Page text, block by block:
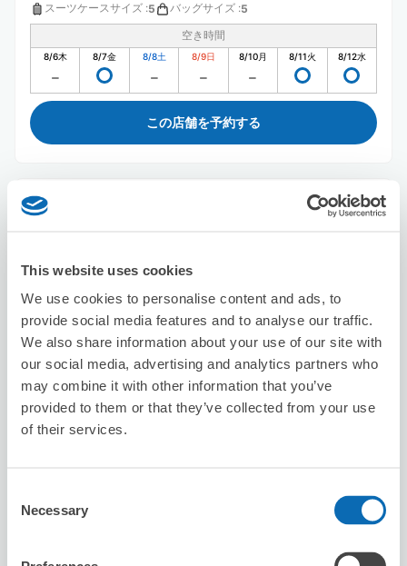
This website uses cookies
We use cookies to personalise content and ads, to
provide social media features and to analyse our traffic.
We also share information about your use of our site with
our social media, advertising and analytics partners who
may combine it with other information that you’ve
provided to them or that they’ve collected from your use
of their services.
Selection
Necessary
スーツケースサイズ :5 バッグサイズ :5
空き時間
8/6木 8/7金 8/8土 8/9日 8/10月 8/11火 8/12水
この店舗を予約する
ブランドオフ GINZA ANNEX
保管できる荷物数
スーツケースサイズ